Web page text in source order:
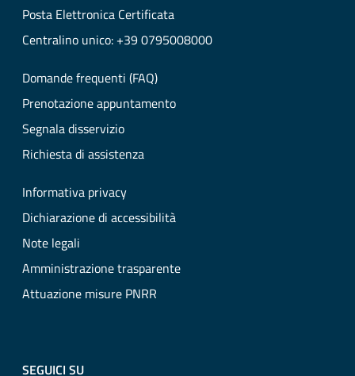
Posta Elettronica Certificata
Centralino unico: +39 0795008000
Domande frequenti (FAQ)
Prenotazione appuntamento
Segnala disservizio
Richiesta di assistenza
Informativa privacy
Dichiarazione di accessibilità
Note legali
Amministrazione trasparente
Attuazione misure PNRR
SEGUICI SU